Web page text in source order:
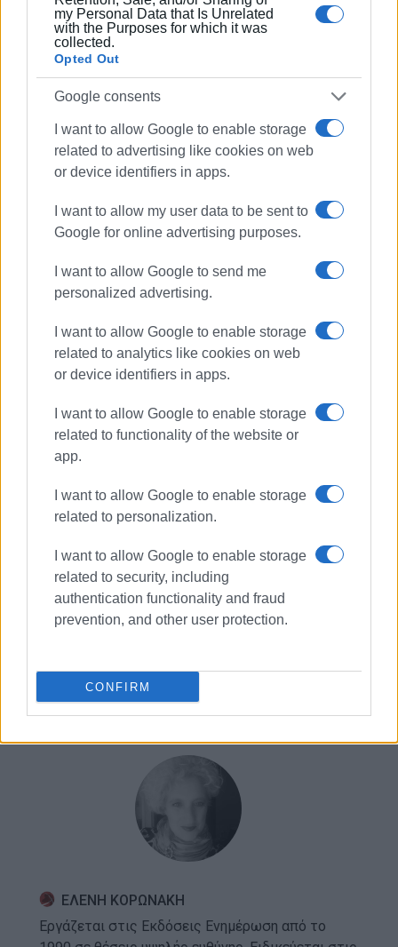
my Personal Data that Is Unrelated
with the Purposes for which it was
collected.
Opted Out
Google consents
I want to allow Google to enable storage
related to advertising like cookies on web
or device identifiers in apps.
I want to allow my user data to be sent to
Google for online advertising purposes.
I want to allow Google to send me
personalized advertising.
I want to allow Google to enable storage
related to analytics like cookies on web
or device identifiers in apps.
I want to allow Google to enable storage
related to functionality of the website or
app.
I want to allow Google to enable storage
related to personalization.
I want to allow Google to enable storage
related to security, including
authentication functionality and fraud
prevention, and other user protection.
CONFIRM
ξεχύθηκαν στους δρόμους του νησιού με σημαίες,
κασκόλ και φανέλες. Το ιστορικό κέντρο της πόλης, το
Λιστόν και η πλατεία πλημμύρισαν από κόσμο, ενώ
δεκάδες καπνογόνα και βεγγαλικά έκαναν τη νύχτα
ΒΙΝΤΕΟ ΤΑΣΟΣ ΜΠΟΥΑΣ
Εμφανίσεις: 4311
ΕΛΕΝΗ ΚΟΡΩΝΑΚΗ
Εργάζεται στις Εκδόσεις Ενημέρωση από το